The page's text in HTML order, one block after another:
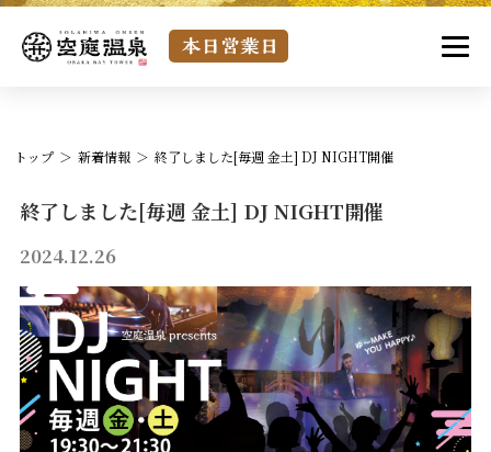
トップ 新着情報 終了しました[毎週 金土] DJ NIGHT開催
終了しました[毎週 金土] DJ NIGHT開催
2024.12.26